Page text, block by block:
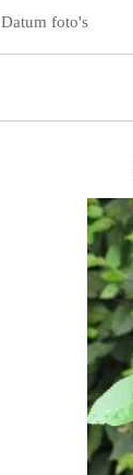
Datum foto's